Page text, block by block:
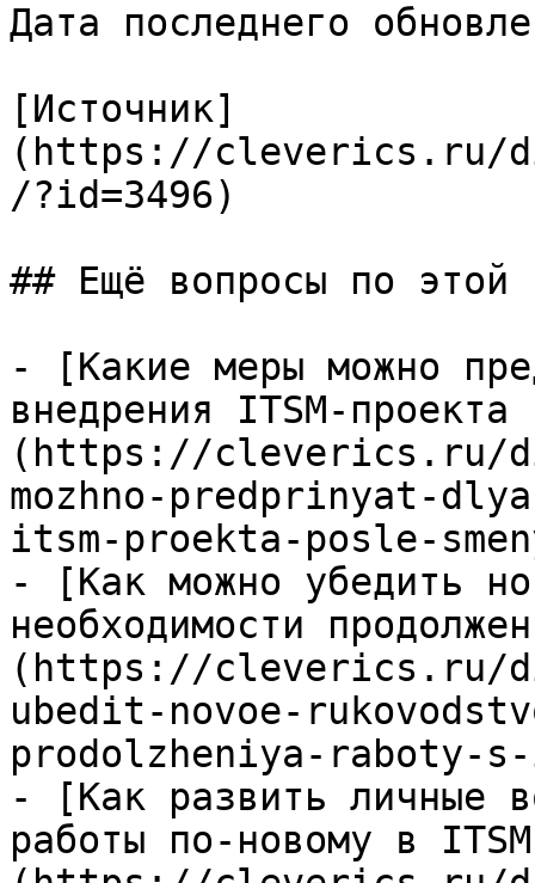
Дата последнего
[Источник]
(https://cleverics.ru/
/?id=3496)
## Ещё вопросы по этой
- [Какие меры можно
внедрения ITSM-
(https://cleverics.ru/
mozhno-predprinyat-
itsm-proekta-posle-
- [Как можно убедить
необходимости
(https://cleverics.ru/
ubedit-novoe-
prodolzheniya-raboty-
- [Как развить личные
работы по-новому в